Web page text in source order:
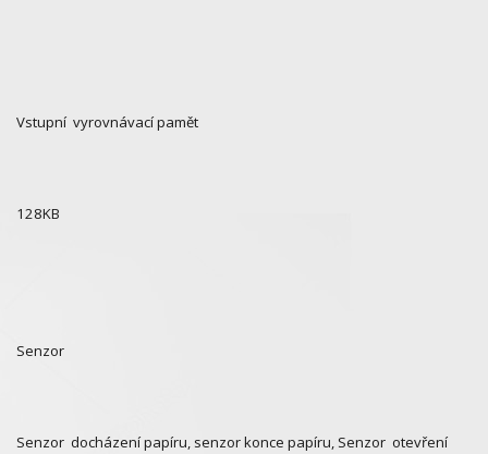
Vstupní vyrovnávací pamět
128KB
Senzor
Senzor docházení papíru, senzor konce papíru, Senzor otevření